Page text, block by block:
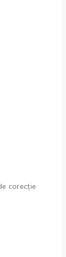
corecție